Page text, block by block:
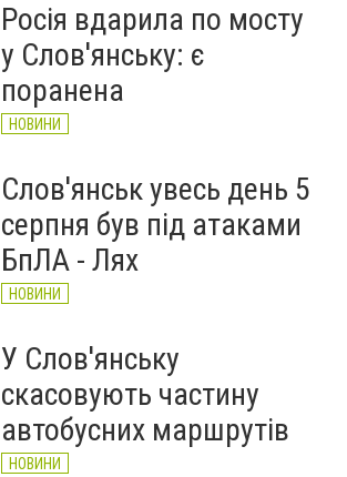
Росія вдарила по мосту
у Слов'янську: є
поранена
НОВИНИ
Слов'янськ увесь день 5
серпня був під атаками
БпЛА - Лях
НОВИНИ
У Слов'янську
скасовують частину
автобусних маршрутів
НОВИНИ